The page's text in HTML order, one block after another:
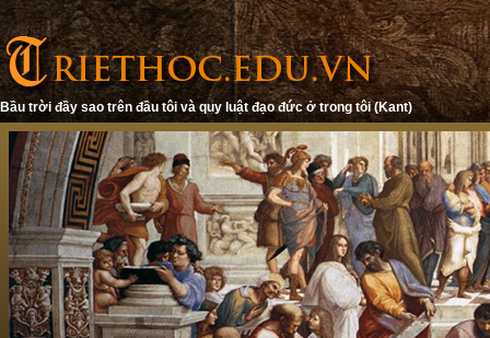
Bầu trời đầy sao trên đầu tôi và quy luật đạo đức ở trong tôi (Kant)